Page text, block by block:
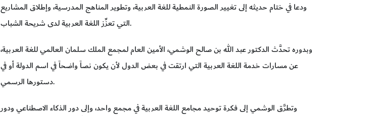
ودعا في ختام حديثه إلى تغيير الصورة النمطية للغة العربية، وتطوير المناهج المدرسية، وإطلاق المشاريع
التي تعزِّز اللغة العربية لدى شريحة الشباب.
وبدوره تحدَّث الدكتور عبد الله بن صالح الوشمي، الأمين العام لمجمع الملك سلمان العالمي للغة العربية،
عن مسارات خدمة اللغة العربية التي ارتقت في بعض الدول لأن يكون نصاً واضحاً في اسم الدولة أو في
دستورها الرسمي.
وتطرَّق الوشمي إلى فكرة توحيد مجامع اللغة العربية في مجمع واحد، وإلى دور الذكاء الاصطناعي ودور